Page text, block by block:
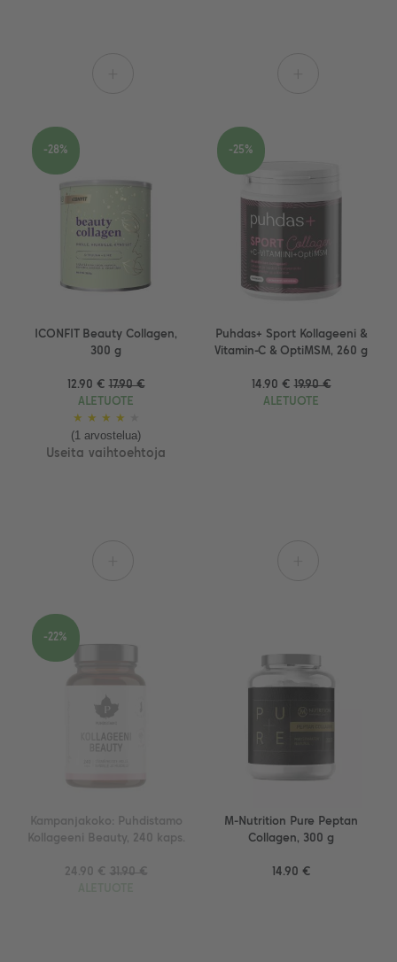
ICONFIT Beauty Collagen,
300 g
12.90 € 17.90 €
ALETUOTE
★ ★ ★ ★
(1 arvostelua)
Useita vaihtoehtoja
-28%
Puhdas+ Sport Kollageeni &
Vitamin-C & OptiMSM, 260 g
14.90 € 19.90 €
ALETUOTE
-25%
Kampanjakoko: Puhdistamo
Kollageeni Beauty, 240 kaps.
24.90 € 31.90 €
-22%
M-Nutrition Pure Peptan
Collagen, 300 g
14.90 €